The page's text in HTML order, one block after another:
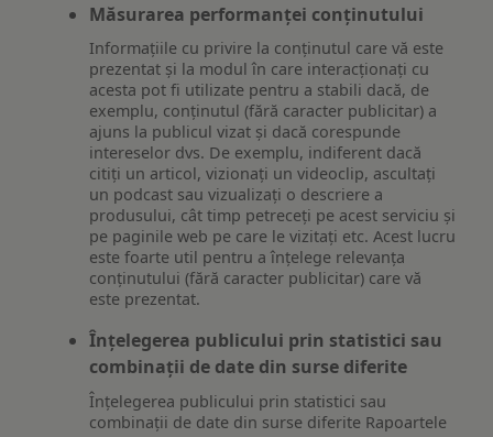
Măsurarea performanței conținutului
Informațiile cu privire la conținutul care vă este
prezentat și la modul în care interacționați cu
acesta pot fi utilizate pentru a stabili dacă, de
exemplu, conținutul (fără caracter publicitar) a
ajuns la publicul vizat și dacă corespunde
intereselor dvs. De exemplu, indiferent dacă
citiți un articol, vizionați un videoclip, ascultați
un podcast sau vizualizați o descriere a
produsului, cât timp petreceți pe acest serviciu și
pe paginile web pe care le vizitați etc. Acest lucru
este foarte util pentru a înțelege relevanța
conținutului (fără caracter publicitar) care vă
este prezentat.
Înțelegerea publicului prin statistici sau
combinații de date din surse diferite
Înțelegerea publicului prin statistici sau
combinații de date din surse diferite Rapoartele